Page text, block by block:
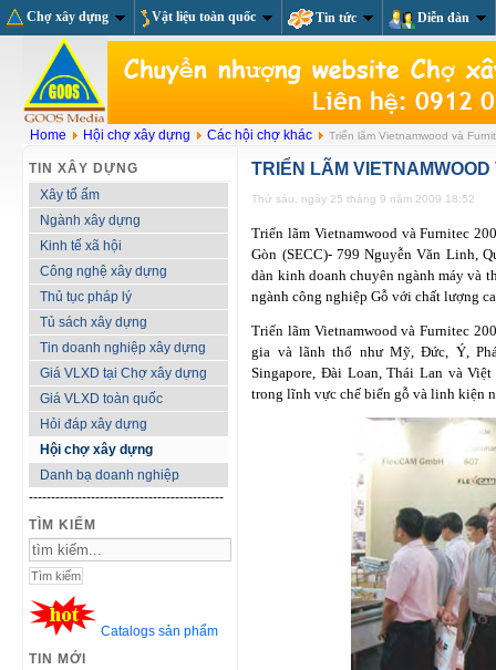
Chợ xây dựng Vật liệu toàn quốc Tin tức Diễn đàn
Home Hội chợ xây dựng Các hội chợ khác Triển lãm Vietnamwood và
TIN XÂY DỰNG
Xây tổ ấm
Ngành xây dựng
Kinh tế xã hội
Công nghệ xây dựng
Thủ tục pháp lý
Tủ sách xây dựng
Tin doanh nghiệp xây dựng
Giá VLXD tại Chợ xây dựng
Giá VLXD toàn quốc
Hỏi đáp xây dựng
Hội chợ xây dựng
Danh bạ doanh nghiệp
--------------------------------------------
TÌM KIẾM
Catalogs sản phẩm
TIN MỚI
TRIỂN LÃM
Thứ sáu, ngày 25 tháng 9 năm 2009 18:52
Triển lãm Vietnamwood và Furnitec
Gòn (SECC)- 799 Nguyễn Văn Linh,
dàn kinh doanh chuyên ngành máy và
ngành công nghiệp Gỗ với chất lượng
Triển lãm Vietnamwood và Furnitec
gia và lãnh thổ như Mỹ, Đức, Ý,
Singapore, Đài Loan, Thái Lan và
trong lĩnh vực chế biến gỗ và linh kiện